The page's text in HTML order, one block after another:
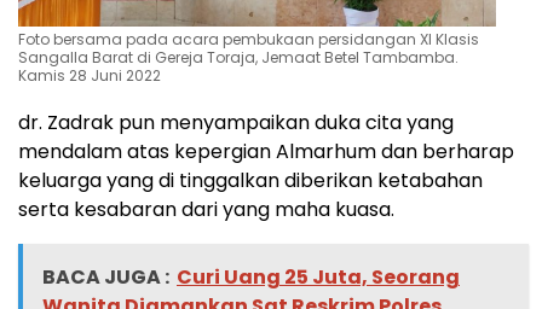
Foto bersama pada acara pembukaan persidangan XI Klasis
Sangalla Barat di Gereja Toraja, Jemaat Betel Tambamba.
Kamis 28 Juni 2022
dr. Zadrak pun menyampaikan duka cita yang
mendalam atas kepergian Almarhum dan berharap
keluarga yang di tinggalkan diberikan ketabahan
serta kesabaran dari yang maha kuasa.
BACA JUGA : Curi Uang 25 Juta, Seorang